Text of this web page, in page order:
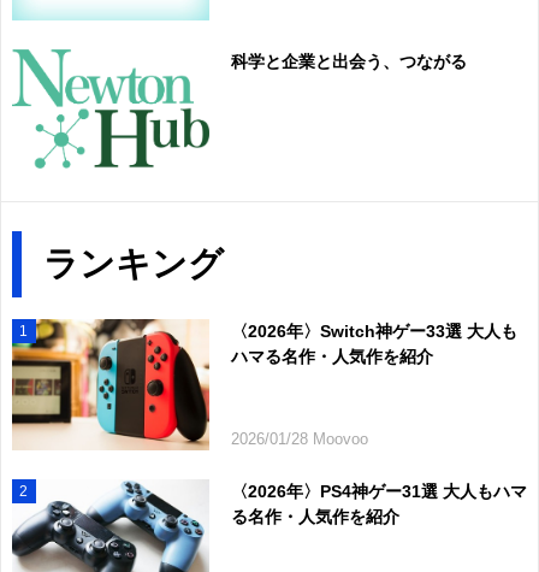
科学と企業と出会う、つながる
ランキング
1
〈2026年〉Switch神ゲー33選 大人も
ハマる名作・人気作を紹介
2026/01/28 Moovoo
2
〈2026年〉PS4神ゲー31選 大人もハマ
る名作・人気作を紹介